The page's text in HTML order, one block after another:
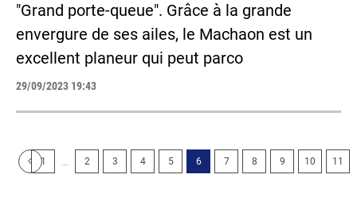
"Grand porte-queue". Grâce à la grande
envergure de ses ailes, le Machaon est un
excellent planeur qui peut parco
29/09/2023 19:43
1 2 3 4 5 6 7 8 9 10 11